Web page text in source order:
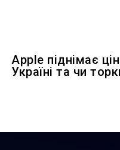
Apple піднімає
Україні та чи